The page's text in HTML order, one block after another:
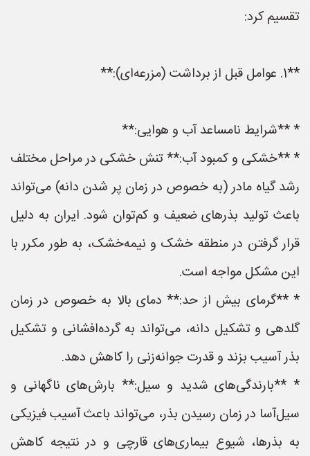
تقسیم کرد:
**1. عوامل قبل از برداشت (مزرعه‌ای):**
* **شرایط نامساعد آب و هوایی:**
* **خشکی و کمبود آب:** تنش خشکی در مراحل مختلف
رشد گیاه مادر (به خصوص در زمان پر شدن دانه) می‌تواند
باعث تولید بذرهای ضعیف و کم‌توان شود. ایران به دلیل
قرار گرفتن در منطقه خشک و نیمه‌خشک، به طور مکرر با
این مشکل مواجه است.
* **گرمای بیش از حد:** دمای بالا به خصوص در زمان
گلدهی و تشکیل دانه، می‌تواند به گرده‌افشانی و تشکیل
بذر آسیب بزند و قدرت جوانه‌زنی را کاهش دهد.
* **بارندگی‌های شدید و سیل:** بارش‌های ناگهانی و
سیل‌آسا در زمان رسیدن بذر، می‌تواند باعث آسیب فیزیکی
به بذرها، شیوع بیماری‌های قارچی و در نتیجه کاهش